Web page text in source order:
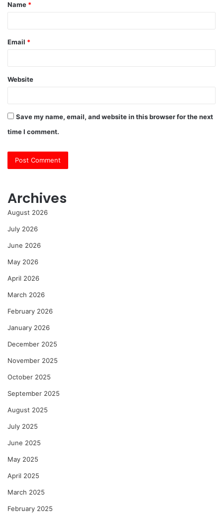
*
Name *
Email *
Website
Save my name, email, and website in this browser for the next
time I comment.
Archives
August 2026
July 2026
June 2026
May 2026
April 2026
March 2026
February 2026
January 2026
December 2025
November 2025
October 2025
September 2025
August 2025
July 2025
June 2025
May 2025
April 2025
March 2025
February 2025